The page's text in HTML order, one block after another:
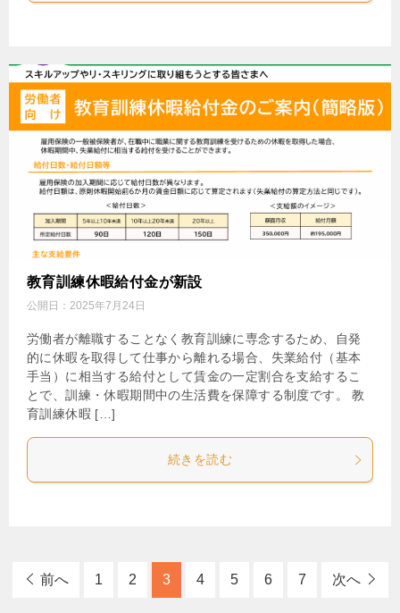
教育訓練休暇給付金が新設
公開日： 2025年7月24日
労働者が離職することなく教育訓練に専念するため、自発
的に休暇を取得して仕事から離れる場合、失業給付（基本
手当）に相当する給付として賃金の一定割合を支給するこ
とで、訓練・休暇期間中の生活費を保障する制度です。 教
育訓練休暇 […]
続きを読む
前へ 1 2 3 4 5 6 7 次へ